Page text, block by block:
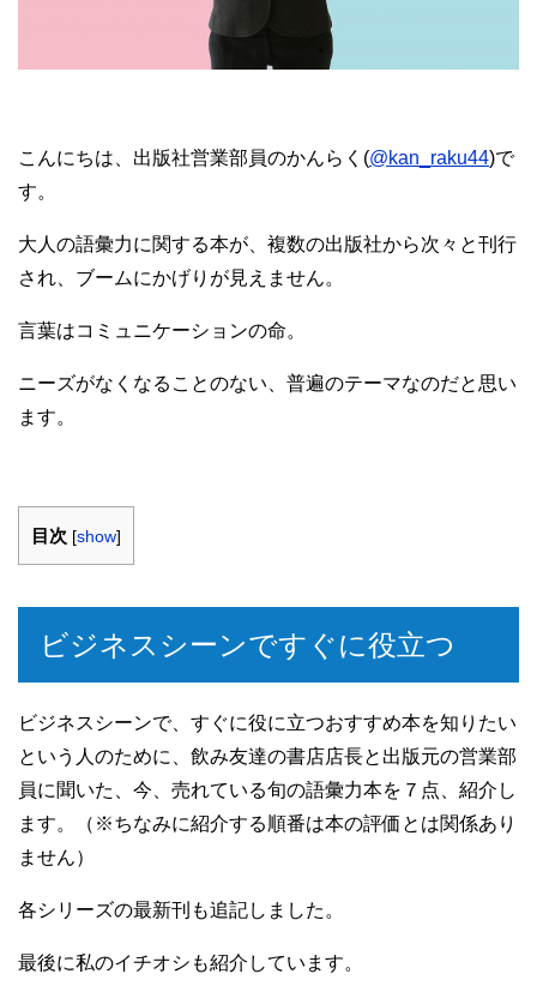
こんにちは、出版社営業部員のかんらく(@kan_raku44)で
す。
大人の語彙力に関する本が、複数の出版社から次々と刊行
され、ブームにかげりが見えません。
言葉はコミュニケーションの命。
ニーズがなくなることのない、普遍のテーマなのだと思い
ます。
目次 [show]
ビジネスシーンですぐに役立つ
ビジネスシーンで、すぐに役に立つおすすめ本を知りたい
という人のために、飲み友達の書店店長と出版元の営業部
員に聞いた、今、売れている旬の語彙力本を７点、紹介し
ます。（※ちなみに紹介する順番は本の評価とは関係あり
ません）
各シリーズの最新刊も追記しました。
最後に私のイチオシも紹介しています。